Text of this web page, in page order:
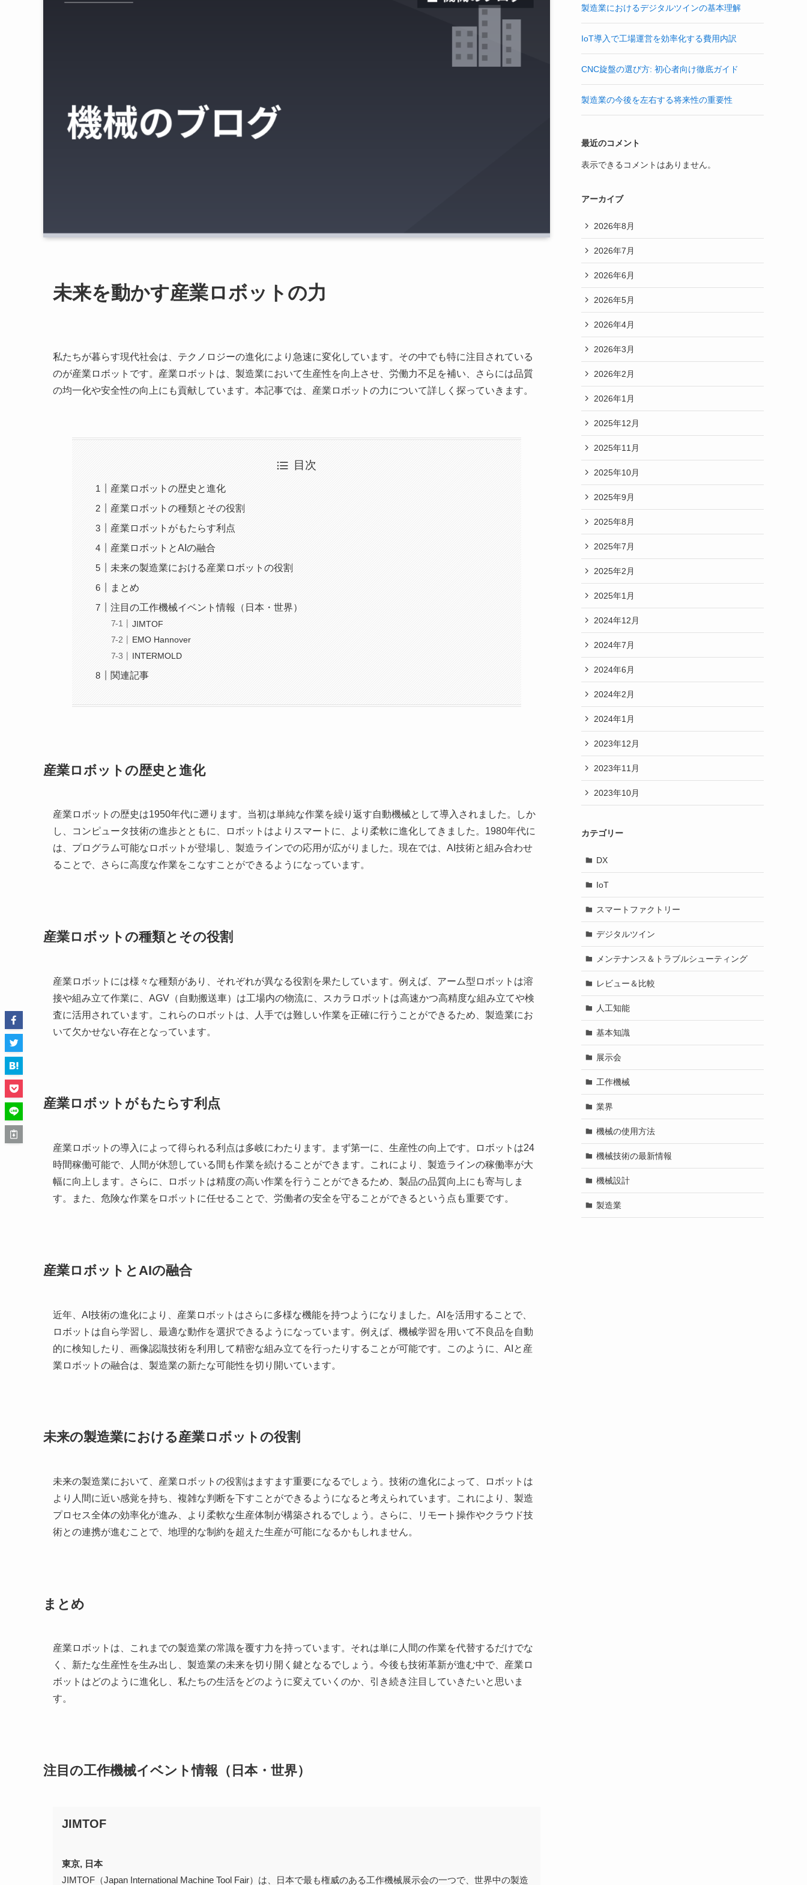
未来を動かす産業ロボットの力
私たちが暮らす現代社会は、テクノロジーの進化により急速に変化しています。その中でも特に注目されている
のが産業ロボットです。産業ロボットは、製造業において生産性を向上させ、労働力不足を補い、さらには品質
の均一化や安全性の向上にも貢献しています。本記事では、産業ロボットの力について詳しく探っていきます。
目次
産業ロボットの歴史と進化
産業ロボットの種類とその役割
産業ロボットがもたらす利点
産業ロボットとAIの融合
未来の製造業における産業ロボットの役割
まとめ
注目の工作機械イベント情報（日本・世界）
JIMTOF
EMO Hannover
INTERMOLD
関連記事
産業ロボットの歴史と進化
産業ロボットの歴史は1950年代に遡ります。当初は単純な作業を繰り返す自動機械として導入されました。しか
し、コンピュータ技術の進歩とともに、ロボットはよりスマートに、より柔軟に進化してきました。1980年代に
は、プログラム可能なロボットが登場し、製造ラインでの応用が広がりました。現在では、AI技術と組み合わせ
ることで、さらに高度な作業をこなすことができるようになっています。
産業ロボットの種類とその役割
産業ロボットには様々な種類があり、それぞれが異なる役割を果たしています。例えば、アーム型ロボットは溶
接や組み立て作業に、AGV（自動搬送車）は工場内の物流に、スカラロボットは高速かつ高精度な組み立てや検
査に活用されています。これらのロボットは、人手では難しい作業を正確に行うことができるため、製造業にお
いて欠かせない存在となっています。
産業ロボットがもたらす利点
産業ロボットの導入によって得られる利点は多岐にわたります。まず第一に、生産性の向上です。ロボットは24
時間稼働可能で、人間が休憩している間も作業を続けることができます。これにより、製造ラインの稼働率が大
幅に向上します。さらに、ロボットは精度の高い作業を行うことができるため、製品の品質向上にも寄与しま
す。また、危険な作業をロボットに任せることで、労働者の安全を守ることができるという点も重要です。
産業ロボットとAIの融合
近年、AI技術の進化により、産業ロボットはさらに多様な機能を持つようになりました。AIを活用することで、
ロボットは自ら学習し、最適な動作を選択できるようになっています。例えば、機械学習を用いて不良品を自動
的に検知したり、画像認識技術を利用して精密な組み立てを行ったりすることが可能です。このように、AIと産
業ロボットの融合は、製造業の新たな可能性を切り開いています。
未来の製造業における産業ロボットの役割
未来の製造業において、産業ロボットの役割はますます重要になるでしょう。技術の進化によって、ロボットは
より人間に近い感覚を持ち、複雑な判断を下すことができるようになると考えられています。これにより、製造
プロセス全体の効率化が進み、より柔軟な生産体制が構築されるでしょう。さらに、リモート操作やクラウド技
術との連携が進むことで、地理的な制約を超えた生産が可能になるかもしれません。
まとめ
産業ロボットは、これまでの製造業の常識を覆す力を持っています。それは単に人間の作業を代替するだけでな
く、新たな生産性を生み出し、製造業の未来を切り開く鍵となるでしょう。今後も技術革新が進む中で、産業ロ
ボットはどのように進化し、私たちの生活をどのように変えていくのか、引き続き注目していきたいと思いま
す。
注目の工作機械イベント情報（日本・世界）
JIMTOF
東京, 日本
JIMTOF（Japan International Machine Tool Fair）は、日本で最も権威のある工作機械展示会の一つで、世界中の製造
製造業におけるデジタルツインの基本理解
IoT導入で工場運営を効率化する費用内訳
CNC旋盤の選び方: 初心者向け徹底ガイド
製造業の今後を左右する将来性の重要性
最近のコメント
表示できるコメントはありません。
アーカイブ
2026年8月
2026年7月
2026年6月
2026年5月
2026年4月
2026年3月
2026年2月
2026年1月
2025年12月
2025年11月
2025年10月
2025年9月
2025年8月
2025年7月
2025年2月
2025年1月
2024年12月
2024年7月
2024年6月
2024年2月
2024年1月
2023年12月
2023年11月
2023年10月
カテゴリー
DX
IoT
スマートファクトリー
デジタルツイン
メンテナンス＆トラブルシューティング
レビュー＆比較
人工知能
基本知識
展示会
工作機械
業界
機械の使用方法
機械技術の最新情報
機械設計
製造業